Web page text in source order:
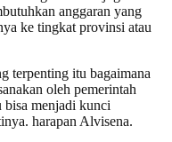
anggaran yang
ke tingkat provinsi atau
terpenting itu bagaimana
oleh pemerintah
bisa menjadi kunci
harapan Alvisena.